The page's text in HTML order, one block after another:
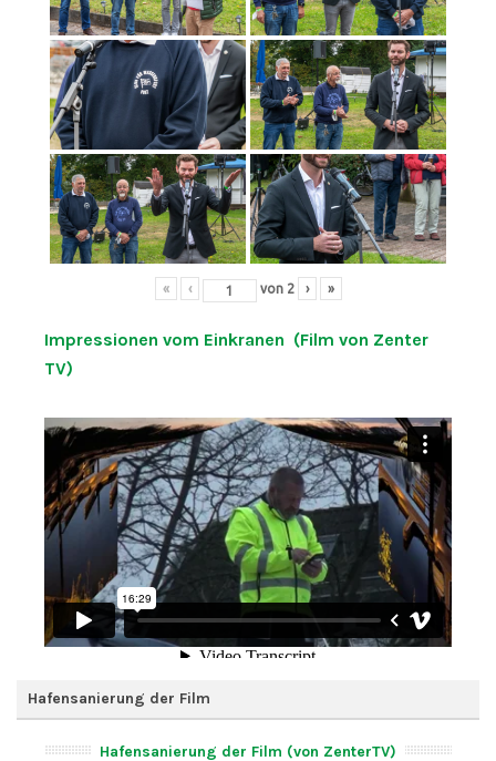
« ‹ von 2 › »
Impressionen vom Einkranen (Film von Zenter
TV)
Hafensanierung der Film
Hafensanierung der Film (von ZenterTV)